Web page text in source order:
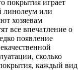
покрытия играет
линолеум или
хозяевам
все впечатление о
появление
сколько
каждый вид